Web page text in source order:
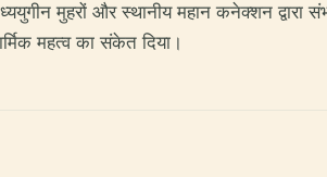
मुहरों और स्थानीय महान कनेक्शन द्वारा
महत्व का संकेत दिया।